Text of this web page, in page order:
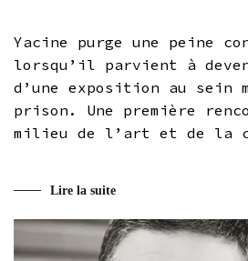
Yacine purge une peine
lorsqu’il parvient à
d’une exposition au sein
prison. Une première
milieu de l’art et de la
Lire la suite